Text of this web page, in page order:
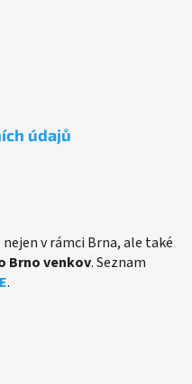
údajů
v rámci Brna, ale také
Brno venkov. Seznam
.